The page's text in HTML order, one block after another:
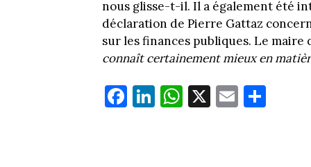
nous glisse-t-il. Il a également été
déclaration de Pierre Gattaz
sur les finances publiques. Le
connaît certainement mieux en
Fa
ce
Li
nk
W
ha
X E
m